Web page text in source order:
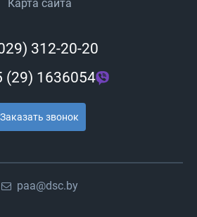
Карта сайта
312-20-20
(29) 1636054
Заказать звонок
paa@dsc.by